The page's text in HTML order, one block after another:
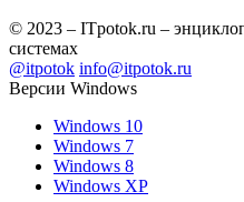
© 2023 – ITpotok.ru –
системах
@itpotok info@itpotok.ru
Версии Windows
Windows 10
Windows 7
Windows 8
Windows XP